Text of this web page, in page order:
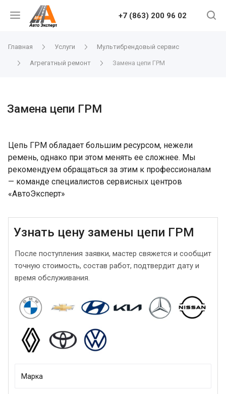
+7 (863) 200 96 02
Главная Услуги Мультибрендовый сервис
Агрегатный ремонт Замена цепи ГРМ
Замена цепи ГРМ
Цепь ГРМ обладает большим ресурсом, нежели
ремень, однако при этом менять ее сложнее. Мы
рекомендуем обращаться за этим к профессионалам
— команде специалистов сервисных центров
«АвтоЭксперт»
Узнать цену замены цепи ГРМ
После поступления заявки, мастер свяжется и сообщит
точную стоимость, состав работ, подтвердит дату и
время обслуживания.